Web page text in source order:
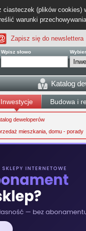
ciasteczek (plików cookies)
warunki
Zapisz się do newslettera
Wpisz słowo
Katalog
Inwestycje Budowa i
deweloperów
mieszkania, domu - porady